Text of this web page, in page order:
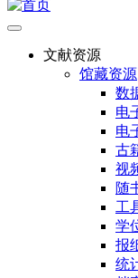
文献资源
馆藏资源
数
电
电
古
视
随
工
学
报
统